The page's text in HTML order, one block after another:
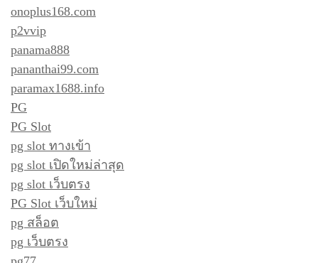
onoplus168.com
p2vvip
panama888
pananthai99.com
paramax1688.info
PG
PG Slot
pg slot ทางเข้า
pg slot เปิดใหม่ล่าสุด
pg slot เว็บตรง
PG Slot เว็บใหม่
pg สล็อต
pg เว็บตรง